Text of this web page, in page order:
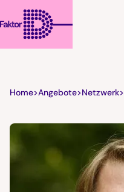
Home>Angebote>Netzwerk>